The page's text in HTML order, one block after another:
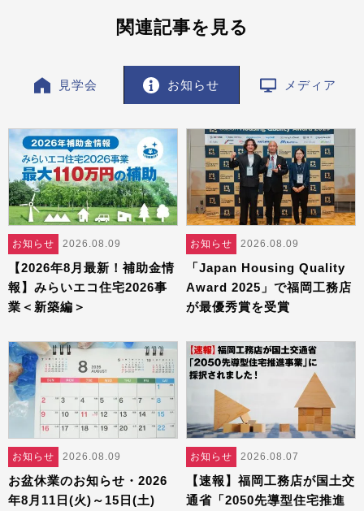
関連記事を見る
見学会 お知らせ メディア
お知らせ 2026.08.09
【2026年8月最新！補助金情
報】みらいエコ住宅2026事
業＜新築編＞
お知らせ 2026.08.09
「Japan Housing Quality
Award 2025」で福岡工務店
が最優秀賞を受賞
お知らせ 2026.08.09
お盆休業のお知らせ・2026
年8月11日(火)～15日(土)
お知らせ 2026.08.07
【速報】福岡工務店が国土交
通省「2050先導型住宅推進